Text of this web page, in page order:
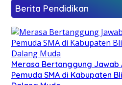
Berita Pendidikan
Merasa Bertanggung Jawab
Pemuda SMA di Kabupaten